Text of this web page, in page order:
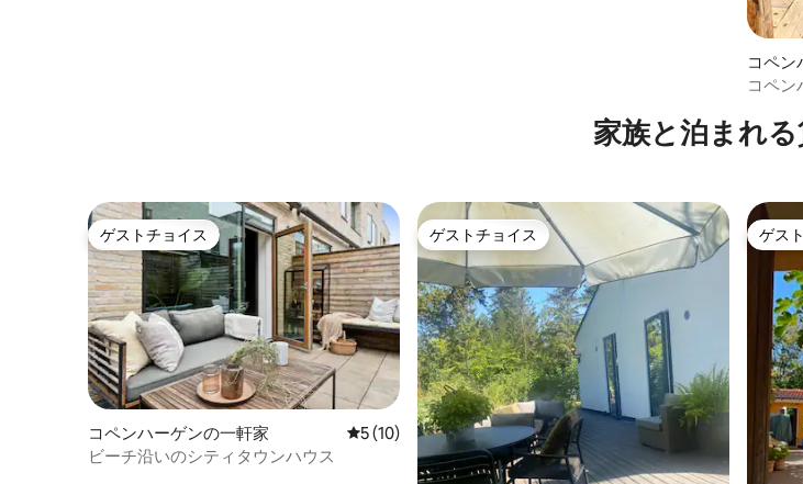
コペン
アム
コペン
家族と泊まれ
ゲストチョイス
ゲストチョイス
コペンハーゲンの一軒家 レビュー10件、5つ星中5つ星の平均評価
5 (10)
ビーチ沿いのシティタウンハウス
ゲストチョイス
ゲストチョイス ゲス
ゲス